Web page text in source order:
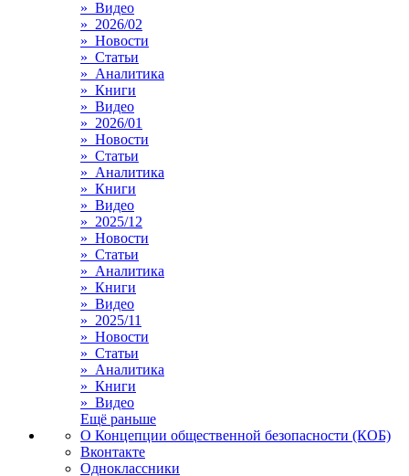
» Видео
» 2026/02
» Новости
» Статьи
» Аналитика
» Книги
» Видео
» 2026/01
» Новости
» Статьи
» Аналитика
» Книги
» Видео
» 2025/12
» Новости
» Статьи
» Аналитика
» Книги
» Видео
» 2025/11
» Новости
» Статьи
» Аналитика
» Книги
» Видео
Ещё раньше
О Концепции общественной безопасности (КОБ)
Вконтакте
Одноклассники